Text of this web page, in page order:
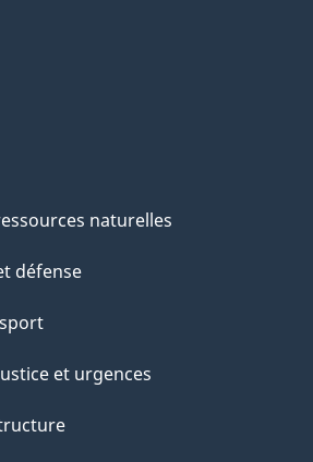
naturelles
défense
et urgences